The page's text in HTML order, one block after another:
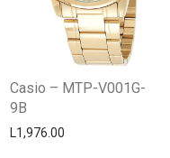
Casio – MTP-V001G-
9B
L1,976.00